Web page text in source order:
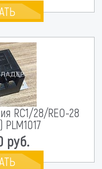
RC1/28/REO-28
PLM1017
руб.